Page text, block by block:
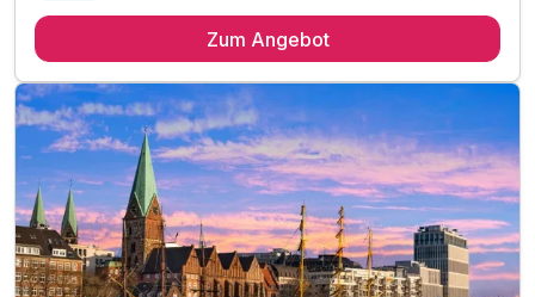
3 x reichhaltiges Frühstück vom Buffet
1 x Bremer Kluten (lokale Süßware) zur Begrüßung
1 x Begrüßungsgetränk bei Anreise
1 x Stadtplan für alle Highlights der Stadt
inkl. Billiard und Darts in der Pentalounge
inkl. Fitnessbereichnutzung mit Peloton Geräten
inkl. Fährfahrt über die Weser mit der BremenCARD
inkl. Preisermäßigungen bis zu 50% mit der CARD
Zum Angebot